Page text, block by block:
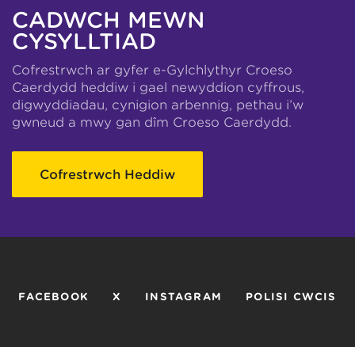
CADWCH MEWN
CYSYLLTIAD
Cofrestrwch ar gyfer e-Gylchlythyr Croeso
Caerdydd heddiw i gael newyddion cyffrous,
digwyddiadau, cynigion arbennig, pethau i’w
gwneud a mwy gan dîm Croeso Caerdydd.
Cofrestrwch Heddiw
FACEBOOK X INSTAGRAM POLISI CWCIS